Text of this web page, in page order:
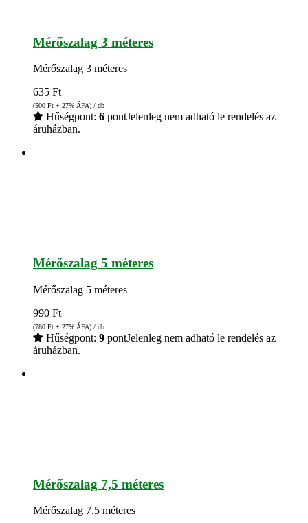
Mérőszalag 3 méteres
Mérőszalag 3 méteres
635 Ft
(500 Ft + 27% ÁFA) / db
Hűségpont: 6 pontJelenleg nem adható le rendelés az
áruházban.
Mérőszalag 5 méteres
Mérőszalag 5 méteres
990 Ft
(780 Ft + 27% ÁFA) / db
Hűségpont: 9 pontJelenleg nem adható le rendelés az
áruházban.
Mérőszalag 7,5 méteres
Mérőszalag 7,5 méteres